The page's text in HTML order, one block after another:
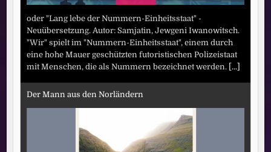
oder "Lang lebe der Nummern-Einheitsstaat" -
Neuübersetzung. Autor: Samjatin, Jewgeni Iwanowitsch.
"Wir" spielt im "Nummern-Einheitsstaat", einem durch
eine hohe Mauer geschützten futoristischen Polizeistaat
mit Menschen, die als Nummern bezeichnet werden. [...]
Der Mann aus den Norländern